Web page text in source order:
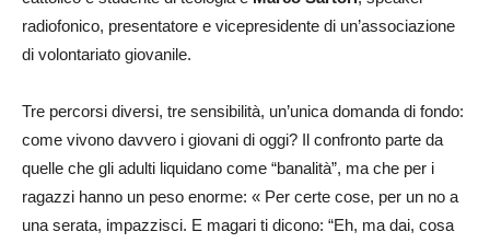
radiofonico, presentatore e vicepresidente di un’associazione
di volontariato giovanile.
Tre percorsi diversi, tre sensibilità, un’unica domanda di fondo:
come vivono davvero i giovani di oggi? Il confronto parte da
quelle che gli adulti liquidano come “banalità”, ma che per i
ragazzi hanno un peso enorme: « Per certe cose, per un no a
una serata, impazzisci. E magari ti dicono: “Eh, ma dai, cosa